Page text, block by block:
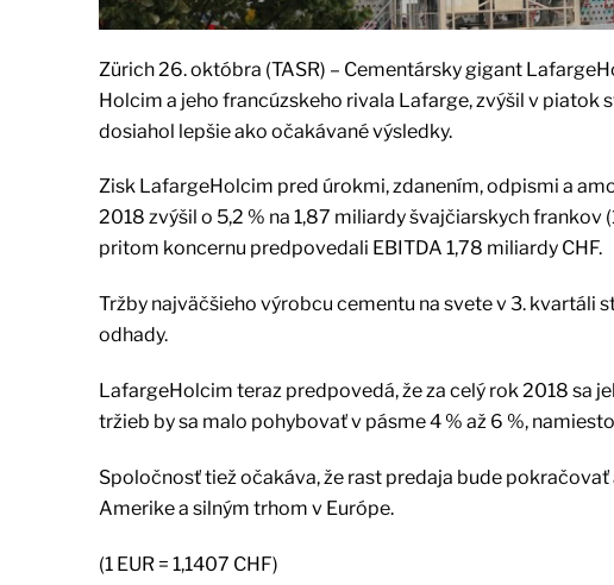
Zürich 26. októbra (TASR) – Cementársky gigant
Holcim a jeho francúzskeho rivala Lafarge, zvýšil v piatok
dosiahol lepšie ako očakávané výsledky.
Zisk LafargeHolcim pred úrokmi, zdanením, odpismi a
2018 zvýšil o 5,2 % na 1,87 miliardy švajčiarskych
pritom koncernu predpovedali EBITDA 1,78 miliardy CHF.
Tržby najväčšieho výrobcu cementu na svete v 3. kvartáli
odhady.
LafargeHolcim teraz predpovedá, že za celý rok 2018 sa
tržieb by sa malo pohybovať v pásme 4 % až 6 %,
Spoločnosť tiež očakáva, že rast predaja bude
Amerike a silným trhom v Európe.
(1 EUR = 1,1407 CHF)